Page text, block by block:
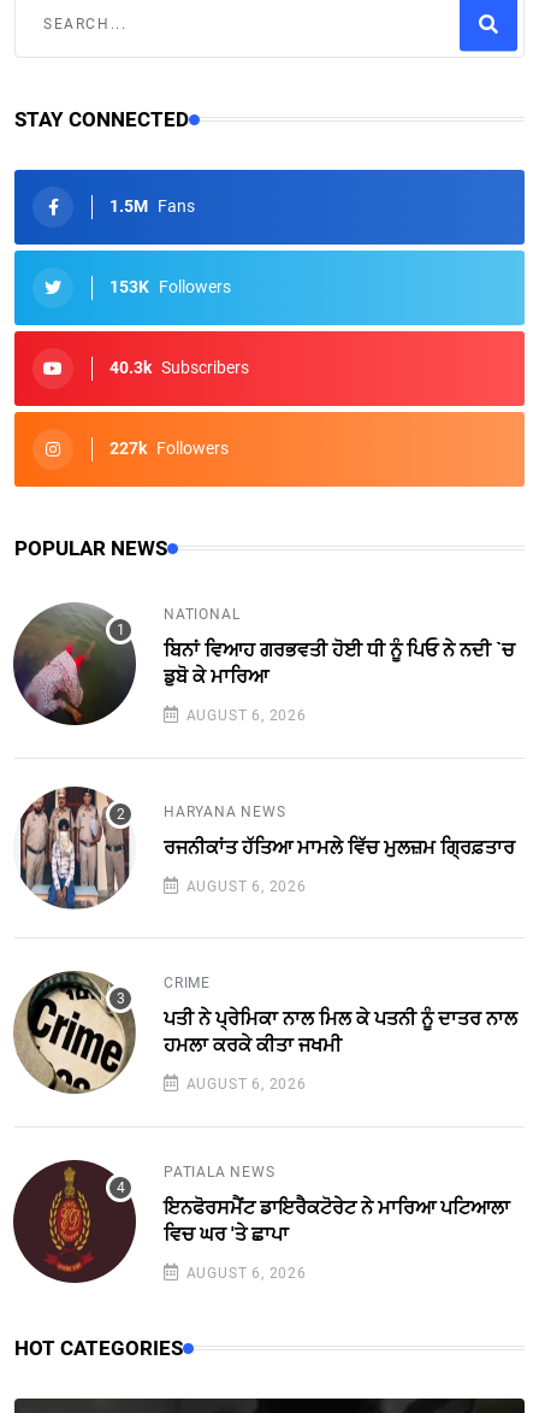
STAY CONNECTED
1.5M Fans
153K Followers
40.3k Subscribers
227k Followers
POPULAR NEWS
NATIONAL
ਬਿਨਾਂ ਵਿਆਹ ਗਰਭਵਤੀ ਹੋਈ ਧੀ ਨੂੰ ਪਿਓ ਨੇ ਨਦੀ `ਚ
ਡੁਬੋ ਕੇ ਮਾਰਿਆ
AUGUST 6, 2026
HARYANA NEWS
ਰਜਨੀਕਾਂਤ ਹੱਤਿਆ ਮਾਮਲੇ ਵਿੱਚ ਮੁਲਜ਼ਮ ਗ੍ਰਿਫ਼ਤਾਰ
AUGUST 6, 2026
CRIME
ਪਤੀ ਨੇ ਪ੍ਰੇਮਿਕਾ ਨਾਲ ਮਿਲ ਕੇ ਪਤਨੀ ਨੂੰ ਦਾਤਰ ਨਾਲ
ਹਮਲਾ ਕਰਕੇ ਕੀਤਾ ਜਖਮੀ
AUGUST 6, 2026
PATIALA NEWS
ਇਨਫੋਰਸਮੈਂਟ ਡਾਇਰੈਕਟੋਰੇਟ ਨੇ ਮਾਰਿਆ ਪਟਿਆਲਾ
ਵਿਚ ਘਰ 'ਤੇ ਛਾਪਾ
AUGUST 6, 2026
HOT CATEGORIES